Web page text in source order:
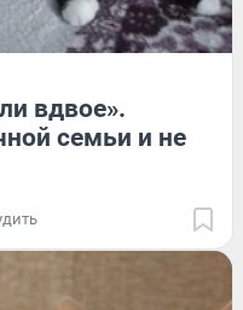
вдвое».
семьи и не